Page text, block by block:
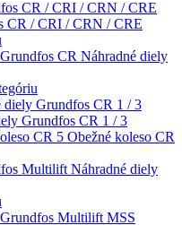
CR / CRI / CRN / CRE
Náhradné diely
Grundfos CR 1 / 3
Obežné koleso CR
Náhradné diely